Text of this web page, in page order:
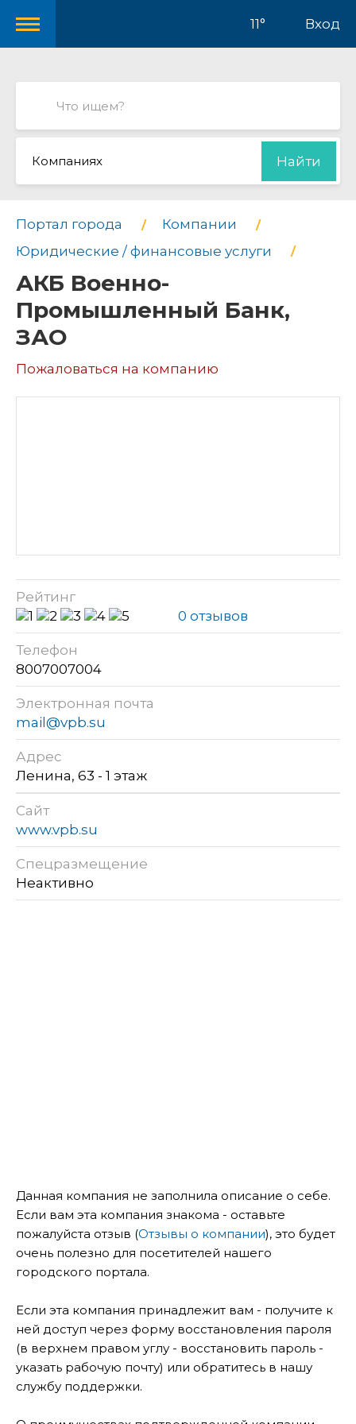
11° Вход
Компаниях Найти
Портал города
Компании
Юридические / финансовые услуги
АКБ Военно-
Промышленный Банк,
ЗАО
Пожаловаться на компанию
Рейтинг
0 отзывов
Телефон
8007007004
Электронная почта
mail@vpb.su
Адрес
Ленина, 63 - 1 этаж
Сайт
www.vpb.su
Спецразмещение
Неактивно
Данная компания не заполнила описание о себе.
Если вам эта компания знакома - оставьте
пожалуйста отзыв (Отзывы о компании), это будет
очень полезно для посетителей нашего
городского портала.
Если эта компания принадлежит вам - получите к
ней доступ через форму восстановления пароля
(в верхнем правом углу - восстановить пароль -
указать рабочую почту) или обратитесь в нашу
службу поддержки.